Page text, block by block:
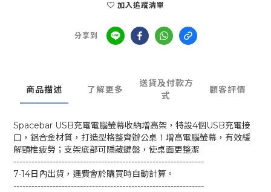
加入追蹤清單
分享到
商品描述 了解更多
送貨及付款方
式
顧客評價
Spacebar USB充電電腦螢幕收納增高架，特設4個USB充電接
口，鋁合金材質，打造型格整齊辦公桌！增高電腦螢幕，有效緩
解頸椎疲勞；支架底部可隱藏鍵盤，使桌面更整潔
---------------------------------------------------------------
7-14日內出貨，運費會於購買時自動計算。
---------------------------------------------------------------